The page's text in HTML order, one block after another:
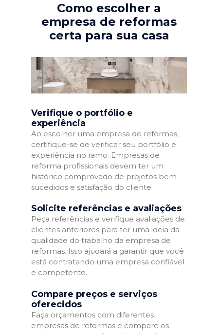
Como escolher a
empresa de reformas
certa para sua casa
Verifique o portfólio e
experiência
Ao escolher uma empresa de reformas,
certifique-se de verificar seu portfólio e
experiência no ramo. Empresas de
reforma profissionais devem ter um
histórico comprovado de projetos bem-
sucedidos e satisfação do cliente.
Solicite referências e avaliações
Peça referências e verifique avaliações de
clientes anteriores para ter uma ideia da
qualidade do trabalho da empresa de
reformas. Isso ajudará a garantir que você
está contratando uma empresa confiável
e competente.
Compare preços e serviços
oferecidos
Faça orçamentos com diferentes
empresas de reformas e compare os